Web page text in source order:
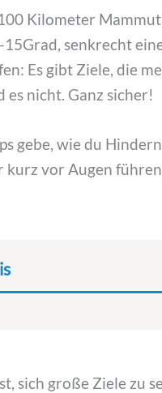
Kilometer
senkrecht
Es gibt Ziele, die
es nicht. Ganz sicher!
gebe, wie du
kurz vor Augen
sich große Ziele zu